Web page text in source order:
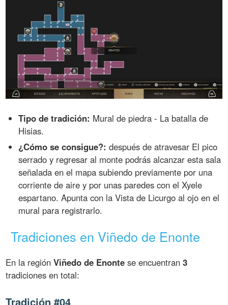
Tipo de tradición: Mural de piedra - La batalla de
Hisias.
¿Cómo se consigue?: después de atravesar El pico
serrado y regresar al monte podrás alcanzar esta sala
señalada en el mapa subiendo previamente por una
corriente de aire y por unas paredes con el Xyele
espartano. Apunta con la Vista de Licurgo al ojo en el
mural para registrarlo.
Tradiciones en Viñedo de Enonte
En la regiónViñedo de Enonte se encuentran3
tradiciones en total:
Tradición #04